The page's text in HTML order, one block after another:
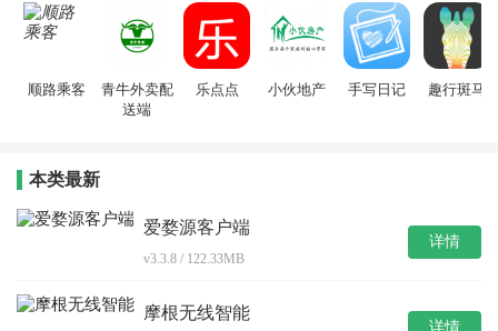
顺路乘客
青牛外卖配
送端
乐点点 小伙地产 手写日记 趣行斑马
本类最新
爱婺源客户端
v3.3.8 / 122.33MB
详情
摩根无线智能
详情